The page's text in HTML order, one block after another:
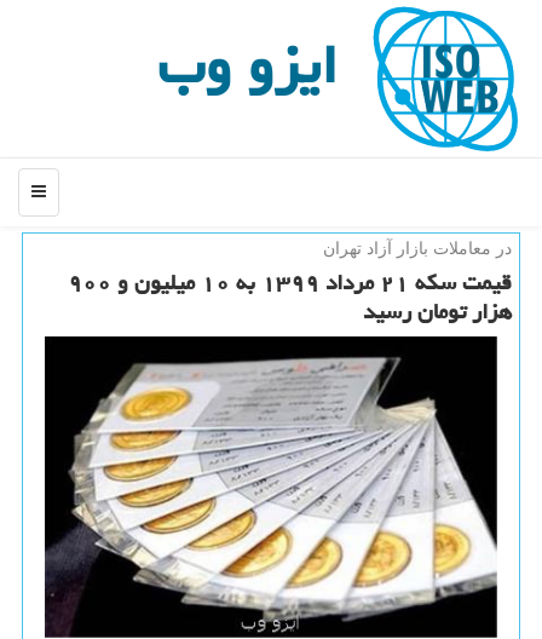
ایزو وب
منو
در معاملات بازار آزاد تهران
قیمت سكه ۲۱ مرداد ۱۳۹۹ به ۱۰ میلیون و ۹۰۰
هزار تومان رسید